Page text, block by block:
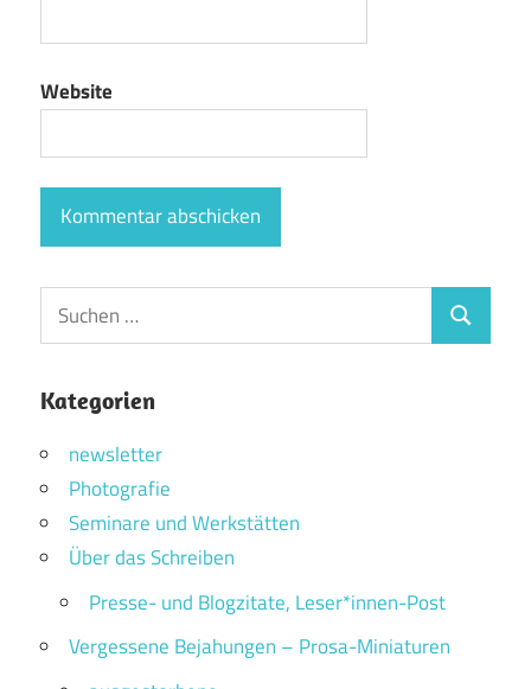
Website
Suchen
nach:
Suchen
Kategorien
newsletter
Photografie
Seminare und Werkstätten
Über das Schreiben
Presse- und Blogzitate, Leser*innen-Post
Vergessene Bejahungen – Prosa-Miniaturen